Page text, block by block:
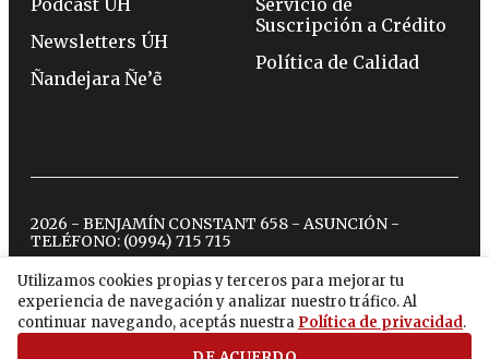
Utilizamos cookies propias y terceros para mejorar tu
experiencia de navegación y analizar nuestro tráfico. Al
continuar navegando, aceptás nuestra Política de privacidad.
Newsletters ÚH
Ñandejara Ñe’ẽ
Suscripción a Crédito
Política de Calidad
2026 - BENJAMÍN CONSTANT 658 - ASUNCIÓN -
TELÉFONO: (0994) 715 715
twitterinstagram
facebook
tiktokyoutubespotify